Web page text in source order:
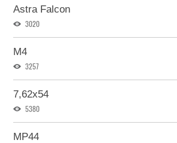
Astra Falcon
3020
M4
3257
7,62x54
5380
MP44